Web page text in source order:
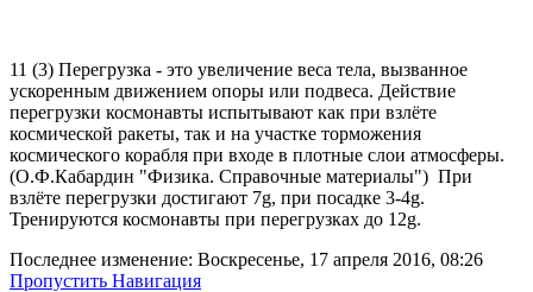
11 (3) Перегрузка - это увеличение веса тела, вызванное
ускоренным движением опоры или подвеса. Действие
перегрузки космонавты испытывают как при взлёте
космической ракеты, так и на участке торможения
космического корабля при входе в плотные слои атмосферы.
(О.Ф.Кабардин "Физика. Справочные материалы") При
взлёте перегрузки достигают 7g, при посадке 3-4g.
Тренируются космонавты при перегрузках до 12g.
Последнее изменение: Воскресенье, 17 апреля 2016, 08:26
Пропустить Навигация